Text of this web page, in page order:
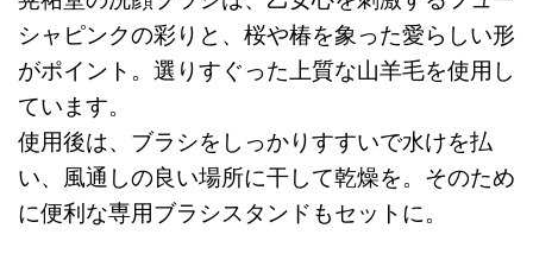
シャピンクの彩りと、桜や椿を象った愛らしい形
がポイント。選りすぐった上質な山羊毛を使用し
ています。
使用後は、ブラシをしっかりすすいで水けを払
い、風通しの良い場所に干して乾燥を。そのため
に便利な専用ブラシスタンドもセットに。